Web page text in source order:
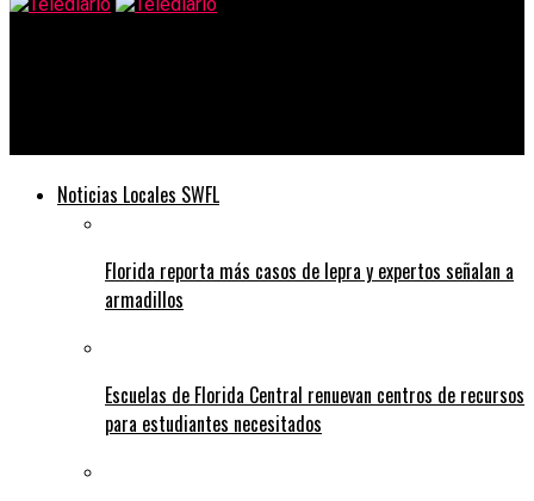
Noticias Locales SWFL
Florida reporta más casos de lepra y expertos señalan a
armadillos
Escuelas de Florida Central renuevan centros de recursos
para estudiantes necesitados